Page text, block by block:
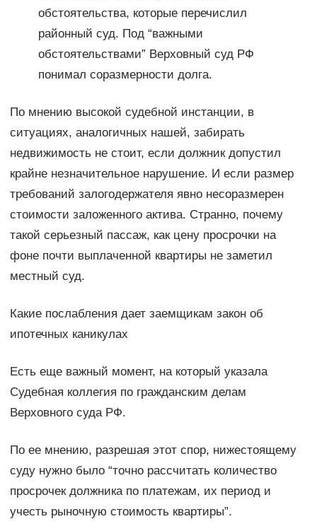
обстоятельства, которые перечислил
районный суд. Под “важными
обстоятельствами” Верховный суд РФ
понимал соразмерности долга.
По мнению высокой судебной инстанции, в
ситуациях, аналогичных нашей, забирать
недвижимость не стоит, если должник допустил
крайне незначительное нарушение. И если размер
требований залогодержателя явно несоразмерен
стоимости заложенного актива. Странно, почему
такой серьезный пассаж, как цену просрочки на
фоне почти выплаченной квартиры не заметил
местный суд.
Какие послабления дает заемщикам закон об
ипотечных каникулах
Есть еще важный момент, на который указала
Судебная коллегия по гражданским делам
Верховного суда РФ.
По ее мнению, разрешая этот спор, нижестоящему
суду нужно было “точно рассчитать количество
просрочек должника по платежам, их период и
учесть рыночную стоимость квартиры”.